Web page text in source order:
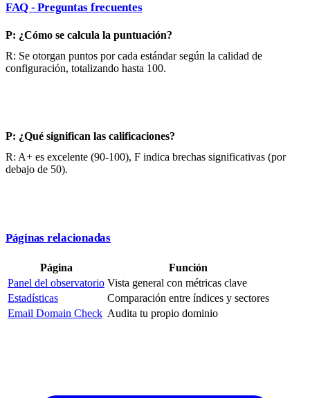
FAQ - Preguntas frecuentes
P: ¿Cómo se calcula la puntuación?
R: Se otorgan puntos por cada estándar según la calidad de
configuración, totalizando hasta 100.
P: ¿Qué significan las calificaciones?
R: A+ es excelente (90-100), F indica brechas significativas (por
debajo de 50).
Páginas relacionadas
Página
Función
Panel del observatorio Vista general con métricas clave
Estadísticas
Comparación entre índices y sectores
Email Domain Check Audita tu propio dominio